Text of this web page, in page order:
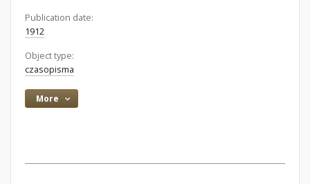
Publication date:
1912
Object type:
czasopisma
More